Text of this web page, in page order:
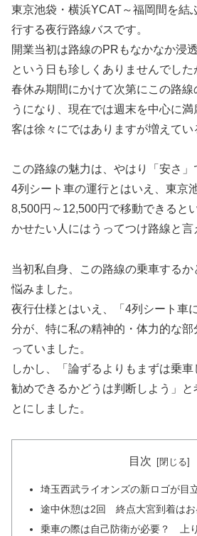
東京池袋・横浜YCAT～福岡間を結
行する夜行路線バスです。
開業当初は路線のPRもなかなか浸
という日も珍しくありませんでし
春休み期間にかけて次第にこの路線
うになり、現在では週末を中心に
客は徐々にではありますが増えてい
この路線の魅力は、やはり「安さ」
4列シート車の運行とはいえ、東京
8,500円～12,500円で移動できると
かせたい人にはうってつけ路線と言
当初私自身、この路線の乗車する
悩みました。
夜行仕様とはいえ、「4列シート車
分が、特に私の精神的・体力的な
っていました。
しかし、「論ずるよりもまずは乗
勧めできるかどうは判断しよう」と
とにしました。
目次
埼玉西武ライオンズの新ロゴが目
途中休憩は2回 終点大宮到着はお
乗車の際は自己防衛が必要？ 上